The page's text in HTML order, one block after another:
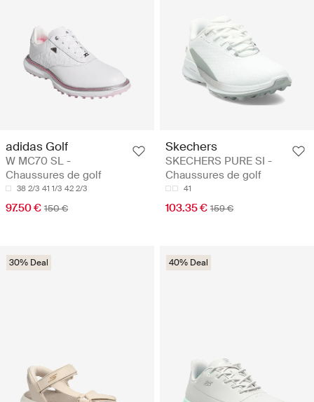
adidas Golf
W MC70 SL -
Chaussures de golf
38 2/3 41 1/3 42 2/3
97.50 € 150 €
Skechers
SKECHERS PURE SI -
Chaussures de golf
41
103.35 € 159 €
30% Deal 40% Deal